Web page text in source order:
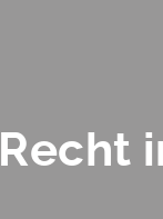
Recht